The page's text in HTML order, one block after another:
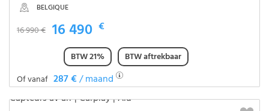
BELGIQUE
16 990 € 16 490 €
BTW 21%
BTW aftrekbaar
Of vanaf 287 €/ maand